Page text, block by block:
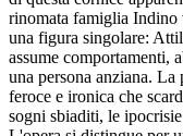
rinomata famiglia Indino
una figura singolare:
assume comportamenti,
una persona anziana.
feroce e ironica che
sogni sbiaditi, le